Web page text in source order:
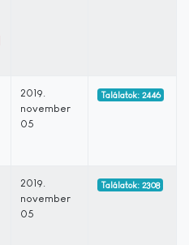
2019.
november
05
Találatok: 2446
2019.
november
05
Találatok: 2308